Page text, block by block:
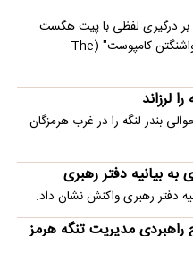
بر درگیری لفظی با پیت هگست
مدعی شد: این شایعه توسط "واشنگتن کامپوست" (The
به بزرگی ۴ ریشتر حوالی بندر لنگه را در غرب هرمزگان
بیانیه دفتر رهبری
دفتر رهبری واکنش نشان داد.
مدیریت تنگه هرمز